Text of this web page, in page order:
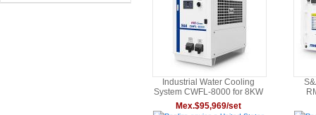
Industrial Water Cooling
System CWFL-8000 for 8KW
Fiber Laser Machine(AC 3P
380V,50Hz)
Mex.$95,969/set